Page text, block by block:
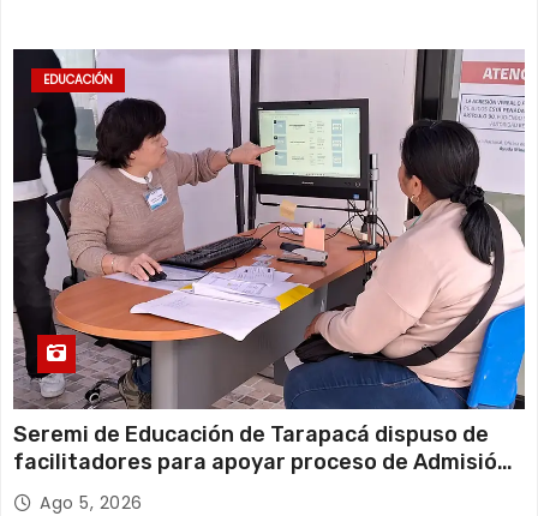
EDUCACIÓN
Seremi de Educación de Tarapacá dispuso de
facilitadores para apoyar proceso de Admisión
Escolar 2027
Ago 5, 2026